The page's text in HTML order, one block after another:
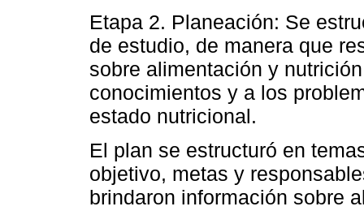
Etapa 2. Planeación: Se
de estudio, de manera que
sobre alimentación y
conocimientos y a los
estado nutricional.
El plan se estructuró en
objetivo, metas y
brindaron información sobre